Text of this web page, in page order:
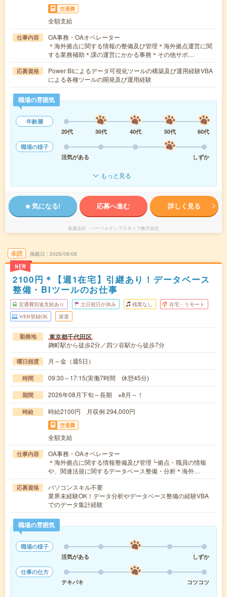
交通費
全額支給
仕事内容
OA事務・OAオペレーター
＊海外拠点に関する情報の整備及び管理＊海外拠点運営に関
する業務補助＊課の運営にかかる事務＊その他サポ…
応募資格
Power BIによるデータ可視化ツールの構築及び運用経験VBA
による各種ツールの開発及び運用経験
職場の雰囲気
年齢層
20代
30代 40代 50代
60代
職場の様子
活気がある
しずか
もっと見る
気になる! 応募へ進む 詳しく見る
派遣会社 パーソルテンプスタッフ株式会社
未読
NEW
掲載日 2026/08/08
2100円＊【週1在宅】引継あり！データベース
整備・BIツールのお仕事
交通費別途支給あり 土日祝日が休み 残業なし 在宅・リモート
WEB登録OK 派遣
勤務地 東京都千代田区
麹町駅から徒歩2分／四ツ谷駅から徒歩7分
曜日頻度 月～金（週5日）
時間 09:30～17:15(実働7時間 休憩45分)
期間 2026年08月下旬～長期 ※8月～！
時給 時給2100円 月収例 294,000円
交通費
全額支給
仕事内容
OA事務・OAオペレーター
＊海外拠点に関する情報整備及び管理┗拠点・職員の情報
や、関連法規に関するデータベース整備・分析＊海外…
応募資格
パソコンスキル不要
業界未経験OK！データ分析やデータベース整備の経験VBA
でのデータ集計経験
職場の雰囲気
職場の様子
活気がある
しずか
仕事の仕方
テキパキ
コツコツ